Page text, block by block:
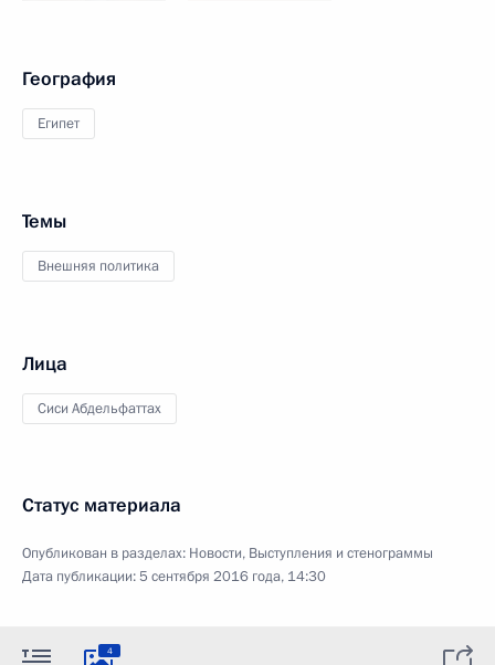
География
Египет
Темы
Внешняя политика
Лица
Сиси Абдельфаттах
Статус материала
Опубликован в разделах: Новости, Выступления и стенограммы
Дата публикации:5 сентября 2016 года, 14:30
4